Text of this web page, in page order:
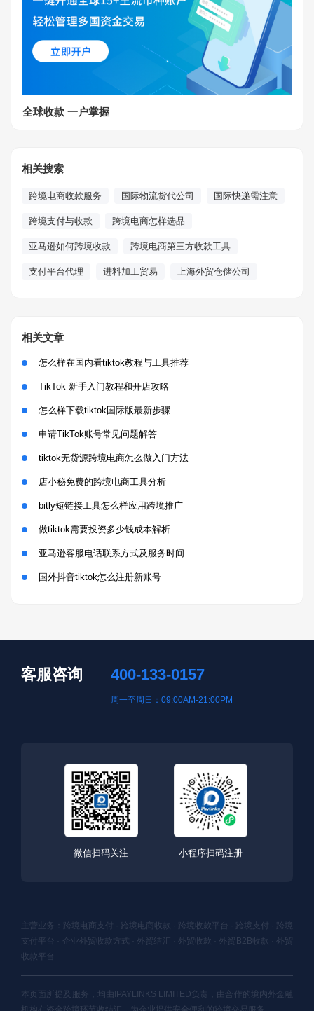
全球收款 一户掌握
相关搜索
跨境电商收款服务 国际物流货代公司 国际快递需注意
跨境支付与收款 跨境电商怎样选品
亚马逊如何跨境收款 跨境电商第三方收款工具
支付平台代理 进料加工贸易 上海外贸仓储公司
相关文章
怎么样在国内看tiktok教程与工具推荐
TikTok 新手入门教程和开店攻略
怎么样下载tiktok国际版最新步骤
申请TikTok账号常见问题解答
tiktok无货源跨境电商怎么做入门方法
店小秘免费的跨境电商工具分析
bitly短链接工具怎么样应用跨境推广
做tiktok需要投资多少钱成本解析
亚马逊客服电话联系方式及服务时间
国外抖音tiktok怎么注册新账号
客服咨询 400-133-0157
周一至周日：09:00AM-21:00PM
微信扫码关注 小程序扫码注册
主营业务：跨境电商支付 · 跨境电商收款 · 跨境收款平台 · 跨境支付 · 跨境
支付平台 · 企业外贸收款方式 · 外贸结汇 · 外贸收款 · 外贸B2B收款 · 外贸
收款平台
本页面所提及服务，均由IPAYLINKS LIMITED负责，由合作的境内外金融